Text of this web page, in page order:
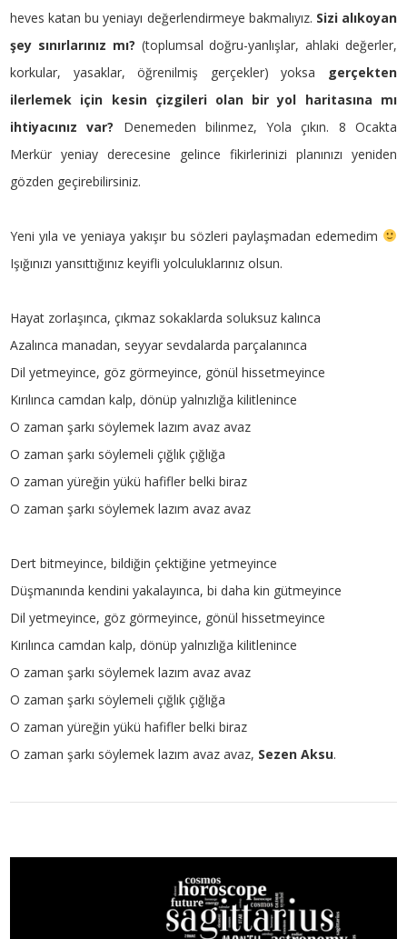
heves katan bu yeniayı değerlendirmeye bakmalıyız. Sizi alıkoyan
şey sınırlarınız mı? (toplumsal doğru-yanlışlar, ahlaki değerler,
korkular, yasaklar, öğrenilmiş gerçekler) yoksa
gerçekten
ilerlemek için kesin çizgileri olan bir yol haritasına mı
ihtiyacınız var? Denemeden bilinmez, Yola çıkın. 8 Ocakta
Merkür yeniay derecesine gelince fikirlerinizi planınızı yeniden
gözden geçirebilirsiniz.
Yeni yıla ve yeniaya yakışır bu sözleri paylaşmadan edemedim
Işığınızı yansıttığınız keyifli yolculuklarınız olsun.
Hayat zorlaşınca, çıkmaz sokaklarda soluksuz kalınca
Azalınca manadan, seyyar sevdalarda parçalanınca
Dil yetmeyince, göz görmeyince, gönül hissetmeyince
Kırılınca camdan kalp, dönüp yalnızlığa kilitlenince
O zaman şarkı söylemek lazım avaz avaz
O zaman şarkı söylemeli çığlık çığlığa
O zaman yüreğin yükü hafifler belki biraz
O zaman şarkı söylemek lazım avaz avaz
Dert bitmeyince, bildiğin çektiğine yetmeyince
Düşmanında kendini yakalayınca, bi daha kin gütmeyince
Dil yetmeyince, göz görmeyince, gönül hissetmeyince
Kırılınca camdan kalp, dönüp yalnızlığa kilitlenince
O zaman şarkı söylemek lazım avaz avaz
O zaman şarkı söylemeli çığlık çığlığa
O zaman yüreğin yükü hafifler belki biraz
O zaman şarkı söylemek lazım avaz avaz, Sezen Aksu.